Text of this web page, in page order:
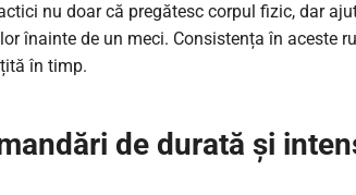
nu doar că pregătesc corpul fizic, dar
înainte de un meci. Consistența în aceste
în timp.
de durată și